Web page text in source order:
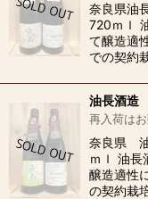
奈良県油
720ｍｌ
て醸造適
での契約
油長酒造
再入荷は
奈良県
ｍｌ 油長
醸造適性
の契約栽